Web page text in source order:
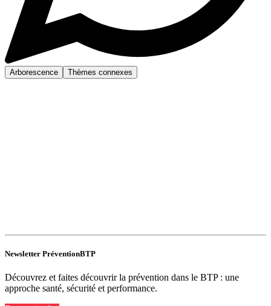
Arborescence Thèmes connexes
Newsletter PréventionBTP
Découvrez et faites découvrir la prévention dans le BTP : une
approche santé, sécurité et performance.